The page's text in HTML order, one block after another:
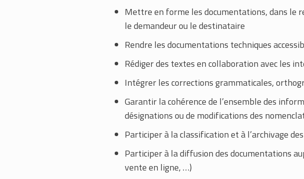
Mettre en forme les documentations, dans le
le demandeur ou le destinataire
Rendre les documentations techniques
Rédiger des textes en collaboration avec les
Intégrer les corrections grammaticales,
Garantir la cohérence de l’ensemble des
désignations ou de modifications des
Participer à la classification et à l’archivage
Participer à la diffusion des documentations
vente en ligne, …)